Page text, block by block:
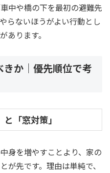
中や橋の下を最初の避難先
らないほうがよい行動とし
あります。
か｜優先順位で考
「窓対策」
身を増やすことより、家の
が先です。理由は単純で、